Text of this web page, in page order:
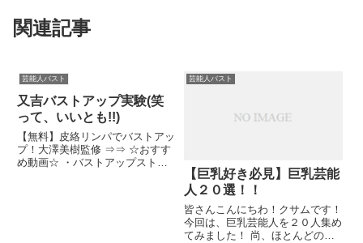
関連記事
芸能人バスト
又吉バストアップ実験(笑
って、いいとも!!)
【無料】皮絡リンパでバストアッ
プ！大澤美樹監修 ⇒⇒ ☆おすす
め動画☆ ・バストアップスト
芸能人バスト
【巨乳好き必見】巨乳芸能
人２０選！！
皆さんこんにちわ！クサムです！
今回は、巨乳芸能人を２０人集め
てみました！ 尚、ほとんどの方